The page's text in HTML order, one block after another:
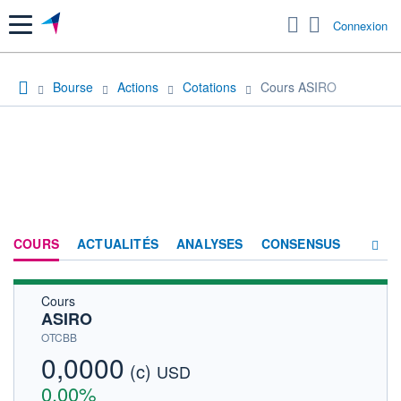
Menu Connexion
Bourse Actions Cotations Cours ASIRO
COURS ACTUALITÉS ANALYSES CONSENSUS
Cours
ASIRO
OTCBB
0,0000 (c) USD
0,00%